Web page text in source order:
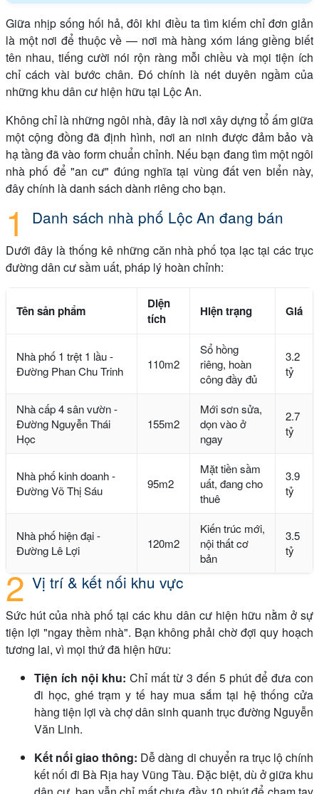
Giữa nhịp sống hối hả, đôi khi điều ta tìm kiếm chỉ đơn giản
là một nơi để thuộc về — nơi mà hàng xóm láng giềng biết
tên nhau, tiếng cười nói rộn ràng mỗi chiều và mọi tiện ích
chỉ cách vài bước chân. Đó chính là nét duyên ngầm của
những khu dân cư hiện hữu tại Lộc An.
Không chỉ là những ngôi nhà, đây là nơi xây dựng tổ ấm giữa
một cộng đồng đã định hình, nơi an ninh được đảm bảo và
hạ tầng đã vào form chuẩn chỉnh. Nếu bạn đang tìm một ngôi
nhà phố để "an cư" đúng nghĩa tại vùng đất ven biển này,
đây chính là danh sách dành riêng cho bạn.
Danh sách nhà phố Lộc An đang bán
Dưới đây là thống kê những căn nhà phố tọa lạc tại các trục
đường dân cư sầm uất, pháp lý hoàn chỉnh:
Tên sản phẩm
Diện
tích
Hiện trạng Giá
Nhà phố 1 trệt 1 lầu -
Đường Phan Chu Trinh
110m2
Sổ hồng
riêng, hoàn
công đầy đủ
3.2
tỷ
Nhà cấp 4 sân vườn -
Đường Nguyễn Thái
Học
155m2
Mới sơn sửa,
dọn vào ở
ngay
2.7
tỷ
Nhà phố kinh doanh -
Đường Võ Thị Sáu
95m2
Mặt tiền sầm
uất, đang cho
thuê
3.9
tỷ
Nhà phố hiện đại -
Đường Lê Lợi
120m2
Kiến trúc mới,
nội thất cơ
bản
3.5
tỷ
Vị trí & kết nối khu vực
Sức hút của nhà phố tại các khu dân cư hiện hữu nằm ở sự
tiện lợi "ngay thềm nhà". Bạn không phải chờ đợi quy hoạch
tương lai, vì mọi thứ đã hiện hữu:
Tiện ích nội khu: Chỉ mất từ 3 đến 5 phút để đưa con
đi học, ghé trạm y tế hay mua sắm tại hệ thống cửa
hàng tiện lợi và chợ dân sinh quanh trục đường Nguyễn
Văn Linh.
Kết nối giao thông: Dễ dàng di chuyển ra trục lộ chính
kết nối đi Bà Rịa hay Vũng Tàu. Đặc biệt, dù ở giữa khu